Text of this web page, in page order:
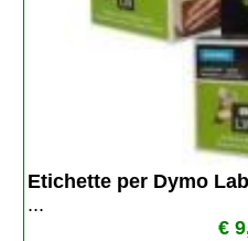
Etichette per Dymo
...
€